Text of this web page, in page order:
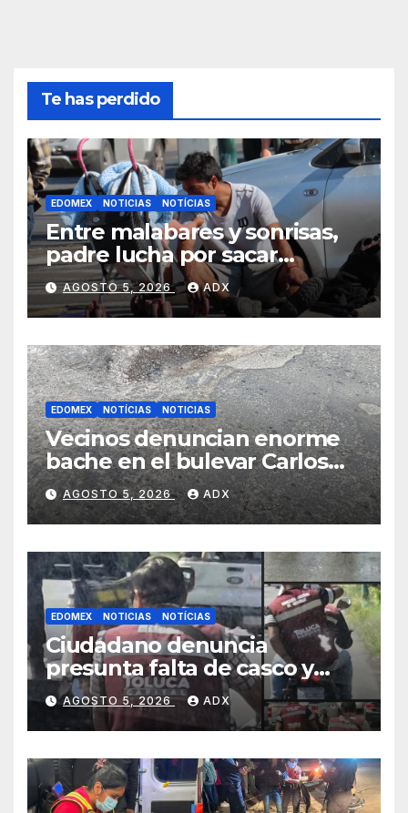
Te has perdido
EDOMEX NOTICIAS NOTÍCIAS
Entre malabares y sonrisas,
padre lucha por sacar
adelante a su hija en calles
de Toluca
AGOSTO 5, 2026 ADX
EDOMEX NOTÍCIAS NOTICIAS
Vecinos denuncian enorme
bache en el bulevar Carlos
Hank de Santiago
Tianguistenco
AGOSTO 5, 2026 ADX
EDOMEX NOTICIAS NOTÍCIAS
Ciudadano denuncia
presunta falta de casco y
placas en motocicleta de
personal del Ayuntamiento
de Toluca
AGOSTO 5, 2026 ADX